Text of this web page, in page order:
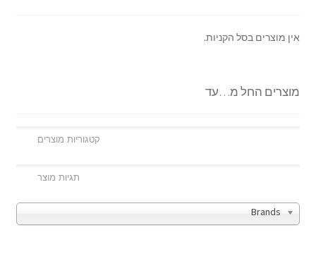
אין מוצרים בסל הקניות.
מוצרים החל מ…עד
Brands